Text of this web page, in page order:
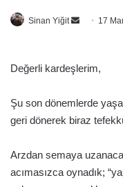
Sinan Yiğit
Bir
göndermek
17
Değerli kardeşlerim,
Şu son dönemlerde
geri dönerek biraz
Arzdan semaya
acımasızca oynadık;